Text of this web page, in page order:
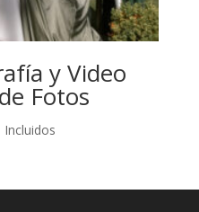
y Video
Fotos